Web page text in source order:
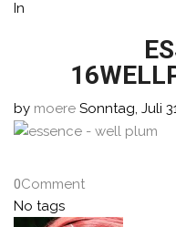
In
by moere Sonntag, Juli
0Comment
No tags